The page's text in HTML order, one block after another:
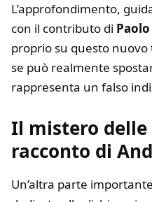
L’approfondimento,
con il contributo di
proprio su questo nuovo
se può realmente
rappresenta un falso
Il mistero
racconto di
Un’altra parte